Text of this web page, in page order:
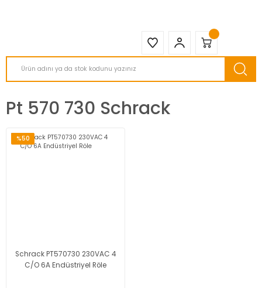
Pt 570 730 Schrack
%50
Schrack PT570730 230VAC 4
C/O 6A Endüstriyel Röle